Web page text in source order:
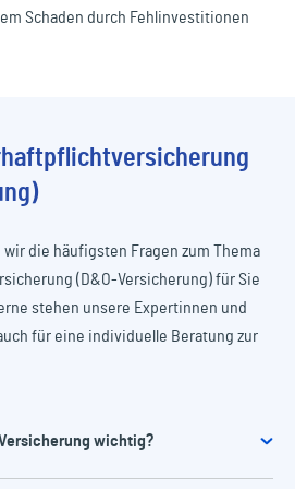
Schaden durch Fehlinvestitionen
wir die häufigsten Fragen zum Thema
(D&O-Versicherung) für Sie
stehen unsere Expertinnen und
für eine individuelle Beratung zur
wichtig?